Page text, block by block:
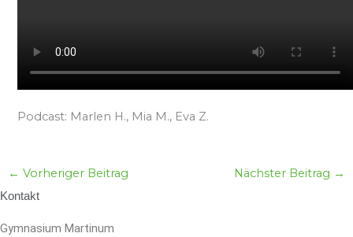
Podcast: Marlen H., Mia M., Eva Z.
← Vorheriger Beitrag Nächster Beitrag →
Kontakt
Gymnasium Martinum